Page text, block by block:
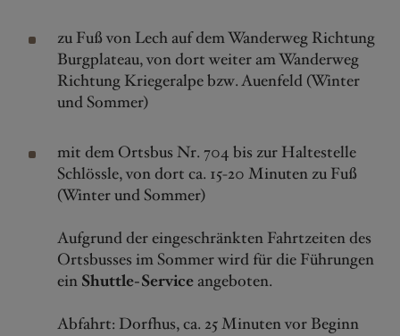
zu Fuß von Lech auf dem Wanderweg Richtung
Burgplateau, von dort weiter am Wanderweg
Richtung Kriegeralpe bzw. Auenfeld (Winter
und Sommer)
mit dem Ortsbus Nr. 704 bis zur Haltestelle
Schlössle, von dort ca. 15-20 Minuten zu Fuß
(Winter und Sommer)
Aufgrund der eingeschränkten Fahrtzeiten des
Ortsbusses im Sommer wird für die Führungen
ein Shuttle-Serviceangeboten.
Abfahrt: Dorfhus, ca. 25 Minuten vor Beginn